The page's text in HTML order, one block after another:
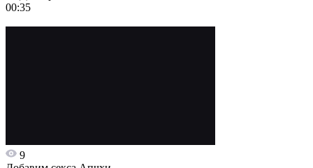
00:35
9